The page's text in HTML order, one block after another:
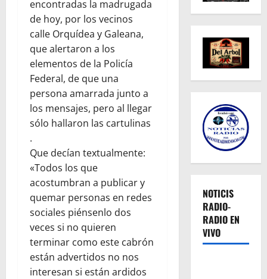
encontradas la madrugada
de hoy, por los vecinos
calle Orquídea y Galeana,
que alertaron a los
elementos de la Policía
Federal, de que una
persona amarrada junto a
los mensajes, pero al llegar
sólo hallaron las cartulinas
.
Que decían textualmente:
«Todos los que
acostumbran a publicar y
quemar personas en redes
sociales piénsenlo dos
veces si no quieren
terminar como este cabrón
están advertidos no nos
interesan si están ardidos
NOTICIS
RADIO-
RADIO EN
VIVO